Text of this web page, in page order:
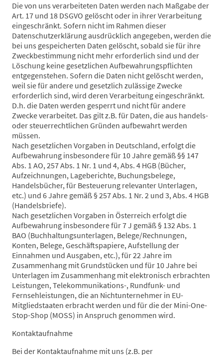
Die von uns verarbeiteten Daten werden nach Maßgabe der
Art. 17 und 18 DSGVO gelöscht oder in ihrer Verarbeitung
eingeschränkt. Sofern nicht im Rahmen dieser
Datenschutzerklärung ausdrücklich angegeben, werden die
bei uns gespeicherten Daten gelöscht, sobald sie für ihre
Zweckbestimmung nicht mehr erforderlich sind und der
Löschung keine gesetzlichen Aufbewahrungspflichten
entgegenstehen. Sofern die Daten nicht gelöscht werden,
weil sie für andere und gesetzlich zulässige Zwecke
erforderlich sind, wird deren Verarbeitung eingeschränkt.
D.h. die Daten werden gesperrt und nicht für andere
Zwecke verarbeitet. Das gilt z.B. für Daten, die aus handels-
oder steuerrechtlichen Gründen aufbewahrt werden
müssen.
Nach gesetzlichen Vorgaben in Deutschland, erfolgt die
Aufbewahrung insbesondere für 10 Jahre gemäß §§ 147
Abs. 1 AO, 257 Abs. 1 Nr. 1 und 4, Abs. 4 HGB (Bücher,
Aufzeichnungen, Lageberichte, Buchungsbelege,
Handelsbücher, für Besteuerung relevanter Unterlagen,
etc.) und 6 Jahre gemäß § 257 Abs. 1 Nr. 2 und 3, Abs. 4 HGB
(Handelsbriefe).
Nach gesetzlichen Vorgaben in Österreich erfolgt die
Aufbewahrung insbesondere für 7 J gemäß § 132 Abs. 1
BAO (Buchhaltungsunterlagen, Belege/Rechnungen,
Konten, Belege, Geschäftspapiere, Aufstellung der
Einnahmen und Ausgaben, etc.), für 22 Jahre im
Zusammenhang mit Grundstücken und für 10 Jahre bei
Unterlagen im Zusammenhang mit elektronisch erbrachten
Leistungen, Telekommunikations-, Rundfunk- und
Fernsehleistungen, die an Nichtunternehmer in EU-
Mitgliedstaaten erbracht werden und für die der Mini-One-
Stop-Shop (MOSS) in Anspruch genommen wird.
Kontaktaufnahme
Bei der Kontaktaufnahme mit uns (z.B. per